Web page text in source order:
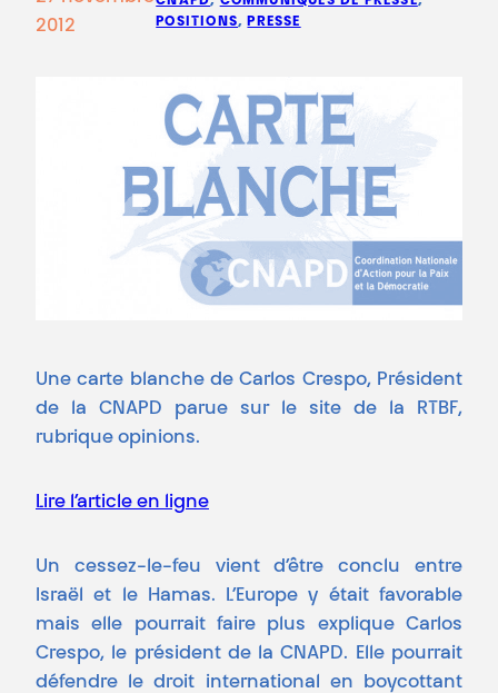
2012
POSITIONS, PRESSE
Une carte blanche de Carlos Crespo, Président
de la CNAPD parue sur le site de la RTBF,
rubrique opinions.
Lire l’article en ligne
Un cessez-le-feu vient d’être conclu entre
Israël et le Hamas. L’Europe y était favorable
mais elle pourrait faire plus explique Carlos
Crespo, le président de la CNAPD. Elle pourrait
défendre le droit international en boycottant